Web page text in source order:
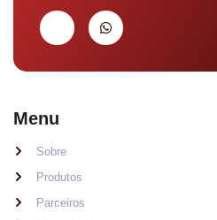
Menu
Sobre
Produtos
Parceiros